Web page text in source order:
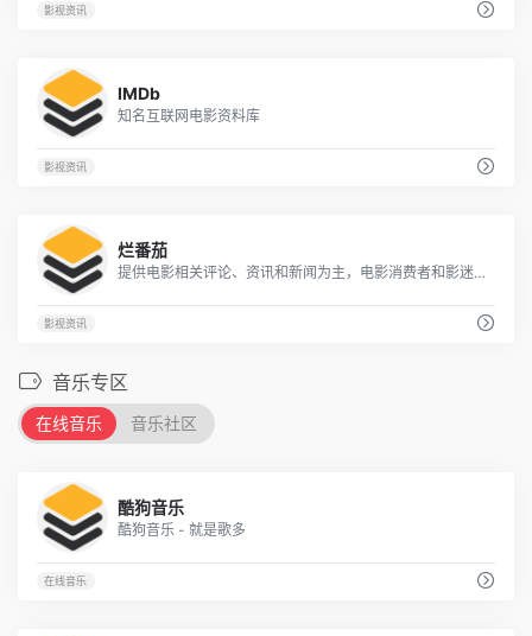
影视资讯
IMDb
知名互联网电影资料库
影视资讯
烂番茄
提供电影相关评论、资讯和新闻为主，电影消费者和影迷的聚集地
影视资讯
音乐专区
在线音乐 音乐社区
酷狗音乐
酷狗音乐 - 就是歌多
在线音乐